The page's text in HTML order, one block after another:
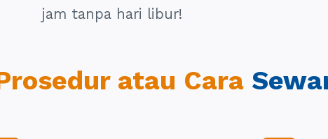
jam tanpa hari libur!
atau Cara